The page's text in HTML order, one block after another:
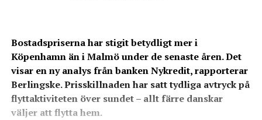
Bostadspriserna har stigit betydligt mer i
Köpenhamn än i Malmö under de senaste åren. Det
visar en ny analys från banken Nykredit, rapporterar
Berlingske. Prisskillnaden har satt tydliga avtryck på
flyttaktiviteten över sundet – allt färre danskar
väljer att flytta hem.